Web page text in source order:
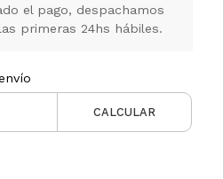
el pago, despachamos
primeras 24hs hábiles.
CALCULAR